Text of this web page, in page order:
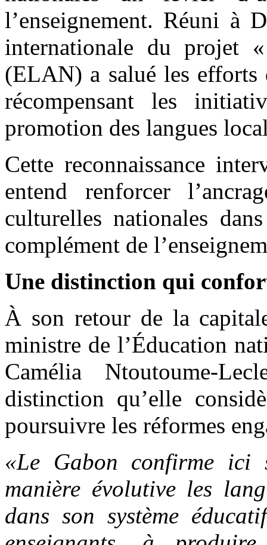
l’enseignement. Réuni à
internationale du projet
(ELAN) a salué les
récompensant les
promotion des langues
Cette reconnaissance
entend renforcer
culturelles nationales
complément de
Une distinction qui
À son retour de la
ministre de l’Éducation
Camélia Ntoutoume-
distinction qu’elle
poursuivre les réformes
«Le Gabon confirme ici
manière évolutive les
dans son système